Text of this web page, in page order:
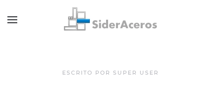
ESCRITO POR SUPER USER